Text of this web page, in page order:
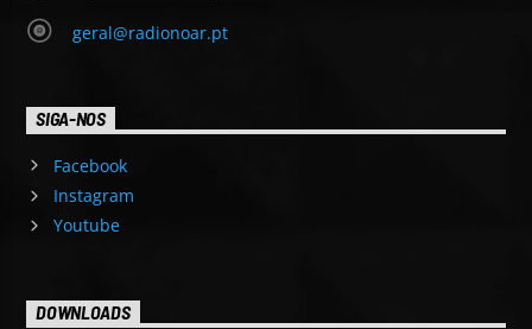
geral@radionoar.pt
SIGA-NOS
Facebook
Instagram
Youtube
DOWNLOADS